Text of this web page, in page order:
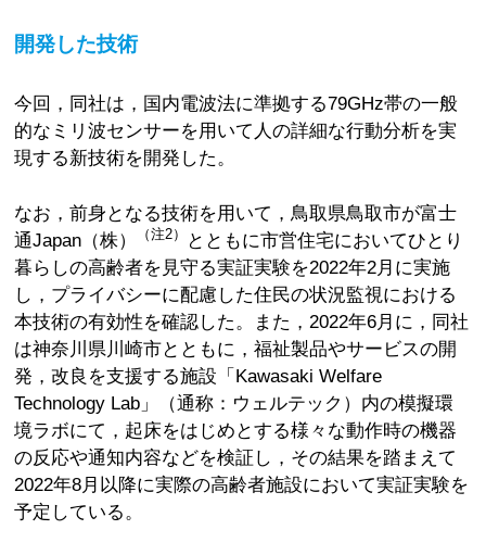
開発した技術
今回，同社は，国内電波法に準拠する79GHz帯の一般
的なミリ波センサーを用いて人の詳細な行動分析を実
現する新技術を開発した。
なお，前身となる技術を用いて，鳥取県鳥取市が富士
通Japan（株）
（注2）
とともに市営住宅においてひとり
暮らしの高齢者を見守る実証実験を2022年2月に実施
し，プライバシーに配慮した住民の状況監視における
本技術の有効性を確認した。また，2022年6月に，同社
は神奈川県川崎市とともに，福祉製品やサービスの開
発，改良を支援する施設「Kawasaki Welfare
Technology Lab」（通称：ウェルテック）内の模擬環
境ラボにて，起床をはじめとする様々な動作時の機器
の反応や通知内容などを検証し，その結果を踏まえて
2022年8月以降に実際の高齢者施設において実証実験を
予定している。